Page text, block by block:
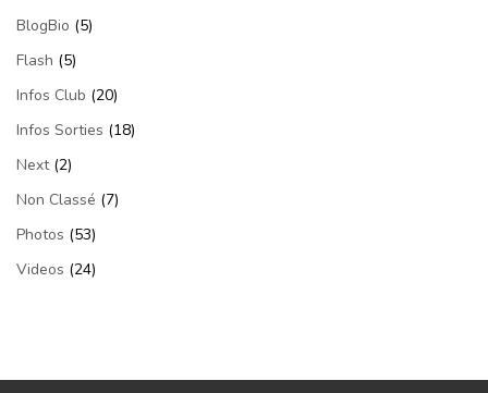
BlogBio (5)
Flash (5)
Infos Club (20)
Infos Sorties (18)
Next(2)
Non Classé (7)
Photos (53)
Videos (24)